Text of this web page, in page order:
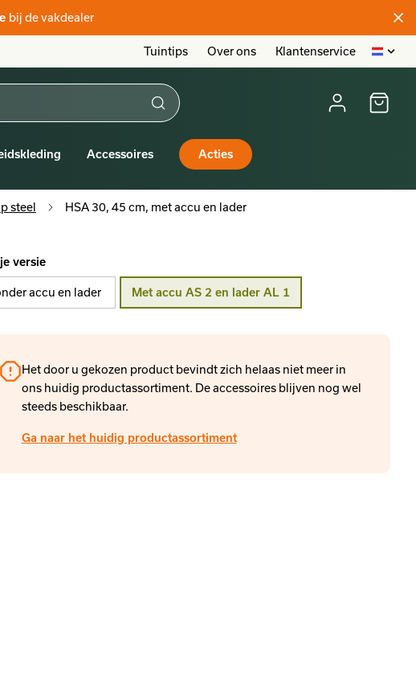
bij de vakdealer
Tuintips Over ons Klantenservice
Accessoires Acties
steel HSA 30, 45 cm, met accu en lader
versie
accu en lader Met accu AS 2 en lader AL 1
Het door u gekozen product bevindt zich helaas niet meer in
ons huidig productassortiment. De accessoires blijven nog wel
steeds beschikbaar.
Ga naar het huidig productassortiment